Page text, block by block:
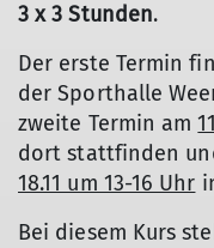
3 x 3 Stunden.
Der erste Termin
der Sporthalle
zweite Termin am
dort stattfinden
18.11 um 13-16 Uhr
Bei diesem Kurs